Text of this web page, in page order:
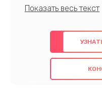
профессионалов с
предлагаем
использованием
также гарантируем
проведенных